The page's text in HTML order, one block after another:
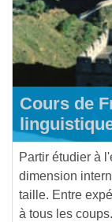
Cours de
Partir étudier à
dimension
taille. Entre
à tous les coups.